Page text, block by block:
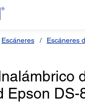
Escáneres Escáneres
Epson DS-